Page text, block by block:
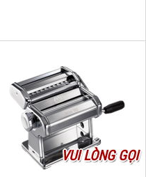
VUI LÒNG GỌI